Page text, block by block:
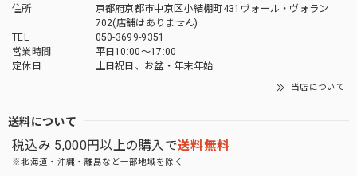
「御朱印帳を華やかに彩る」御朱印帳 水引ゴムバンド
薄萌葱
2026/04/27
とても素敵な商品でした。 大切に使いたいと思います。 有
この度は当店をご利用いただきありがとうござ
います。 お気に入りいただけてよかったです。
また機会がありましたらよろしくお願いいたし
住所
京都府京都市中京区小結棚町431ヴォール・ヴォラン
702(店舗はありません)
TEL
050-3699-9351
営業時間
平日10:00～17:00
定休日
土日祝日、お盆・年末年始
当店について
送料について
税込み 5,000円以上の購入で送料無料
※北海道・沖縄・離島など一部地域を除く